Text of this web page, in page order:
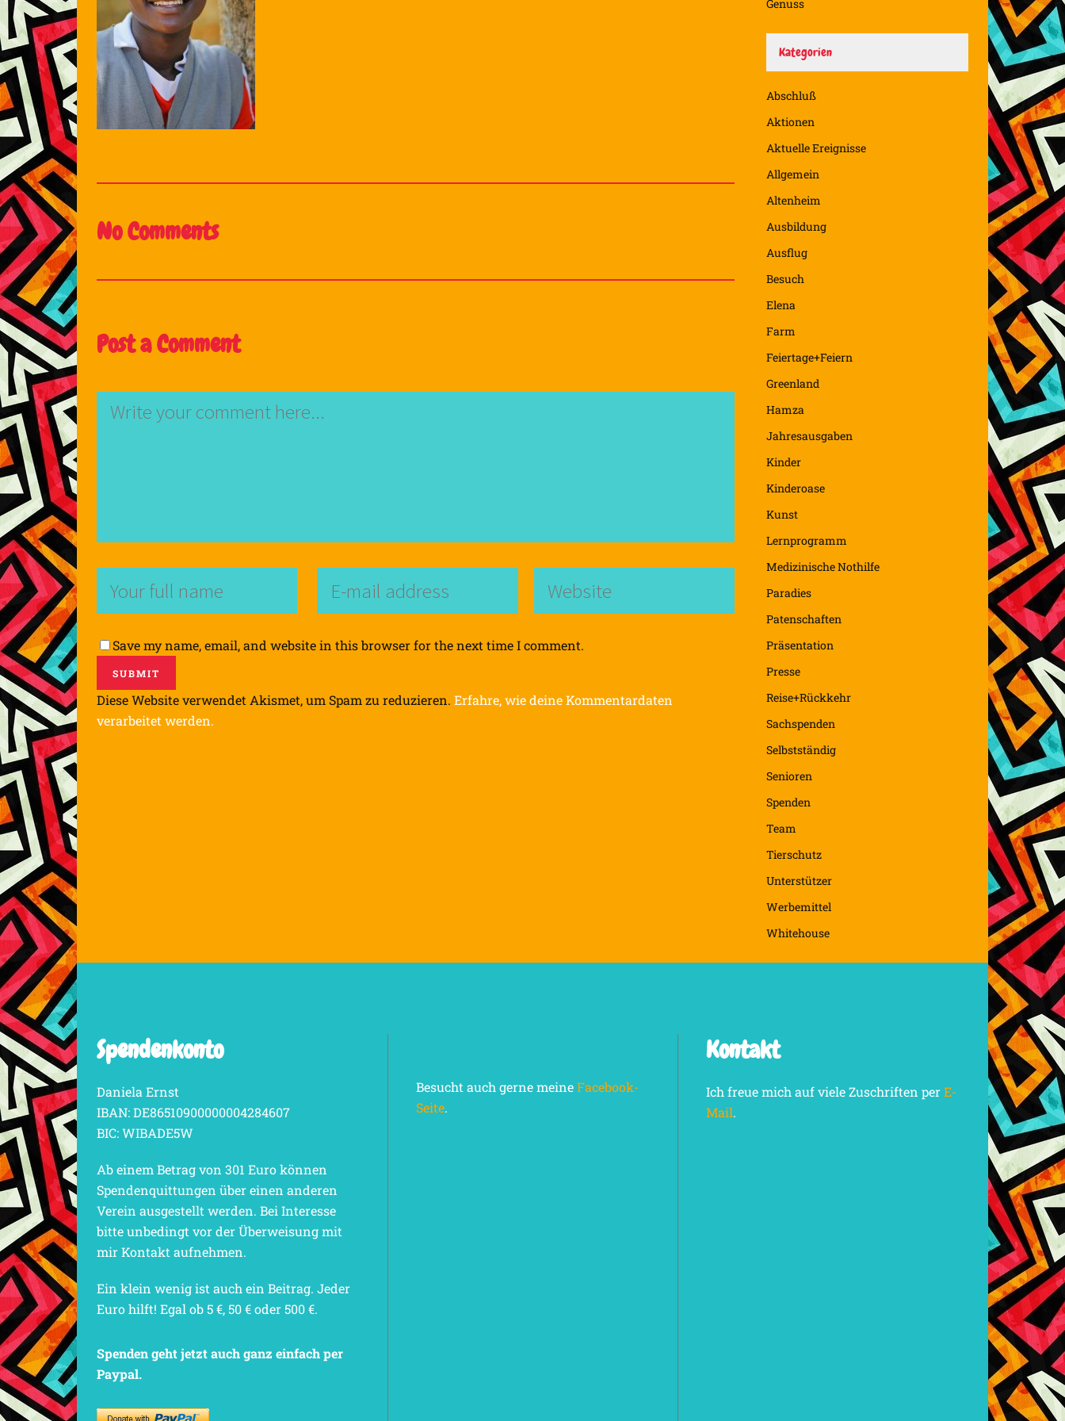
No Comments
Post a Comment
Save my name, email, and website in this browser for the next time I comment.
Diese Website verwendet Akismet, um Spam zu reduzieren. Erfahre, wie deine Kommentardaten
verarbeitet werden.
Genuss
Kategorien
Abschluß
Aktionen
Aktuelle Ereignisse
Allgemein
Altenheim
Ausbildung
Ausflug
Besuch
Elena
Farm
Feiertage+Feiern
Greenland
Hamza
Jahresausgaben
Kinder
Kinderoase
Kunst
Lernprogramm
Medizinische Nothilfe
Paradies
Patenschaften
Präsentation
Presse
Reise+Rückkehr
Sachspenden
Selbstständig
Senioren
Spenden
Team
Tierschutz
Unterstützer
Werbemittel
Whitehouse
Spendenkonto
Daniela Ernst
IBAN: DE86510900000004284607
BIC: WIBADE5W
Ab einem Betrag von 301 Euro können
Spendenquittungen über einen anderen
Verein ausgestellt werden. Bei Interesse
bitte unbedingt vor der Überweisung mit
mir Kontakt aufnehmen.
Ein klein wenig ist auch ein Beitrag. Jeder
Euro hilft! Egal ob 5 €, 50 € oder 500 €.
Spenden geht jetzt auch ganz einfach per
Paypal.
Besucht auch gerne meineFacebook-
Seite.
Kontakt
Ich freue mich auf viele Zuschriften perE-
Mail.